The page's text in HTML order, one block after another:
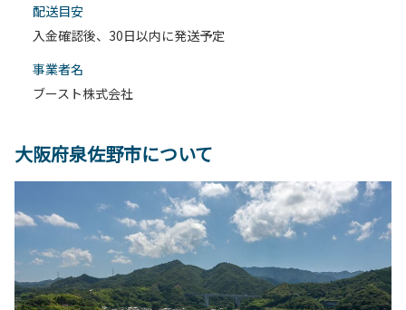
配送目安
入金確認後、30日以内に発送予定
事業者名
ブースト株式会社
大阪府泉佐野市について